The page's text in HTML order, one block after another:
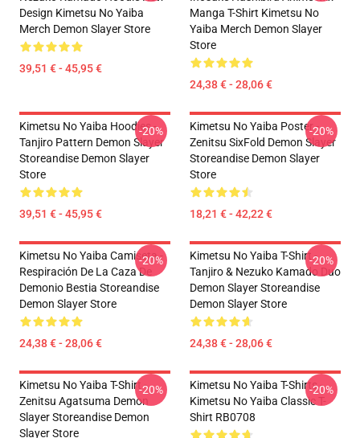
Design Kimetsu No Yaiba
Merch Demon Slayer Store
39,51 € - 45,95 €
Manga T-Shirt Kimetsu No
Yaiba Merch Demon Slayer
Store
24,38 € - 28,06 €
Kimetsu No Yaiba Hoodies -
Tanjiro Pattern Demon Slayer
Storeandise Demon Slayer
Store
39,51 € - 45,95 €
-20%
Kimetsu No Yaiba Poster -
Zenitsu SixFold Demon Slayer
Storeandise Demon Slayer
Store
18,21 € - 42,22 €
-20%
Kimetsu No Yaiba Camiseta -
Respiración De La Caza De
Demonio Bestia Storeandise
Demon Slayer Store
24,38 € - 28,06 €
-20%
Kimetsu No Yaiba T-Shirt -
Tanjiro & Nezuko Kamado Duo
Demon Slayer Storeandise
Demon Slayer Store
24,38 € - 28,06 €
-20%
Kimetsu No Yaiba T-Shirt -
Zenitsu Agatsuma Demon
Slayer Storeandise Demon
Slayer Store
-20%
Kimetsu No Yaiba T-Shirts -
Kimetsu No Yaiba Classic T-
Shirt RB0708
-20%